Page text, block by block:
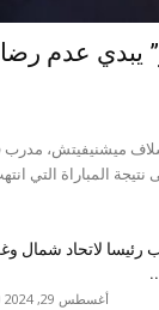
يبدي عدم
المباراة التي
رئيسا لاتحاد شمال
أغسطس 29, 2024 00:30